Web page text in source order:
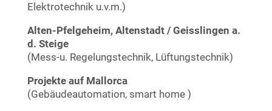
Elektrotechnik u.v.m.)
Alten-Pfelgeheim, Altenstadt / Geisslingen a.
d. Steige
(Mess-u. Regelungstechnik, Lüftungstechnik)
Projekte auf Mallorca
(Gebäudeautomation, smart home )